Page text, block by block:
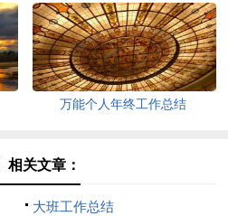
文
万能个人年终工作总结
相关文章：
大班工作总结